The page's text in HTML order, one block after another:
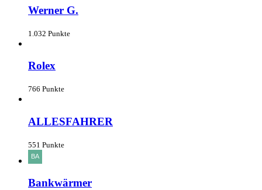
Werner G.
1.032 Punkte
Rolex
766 Punkte
ALLESFAHRER
551 Punkte
Bankwärmer